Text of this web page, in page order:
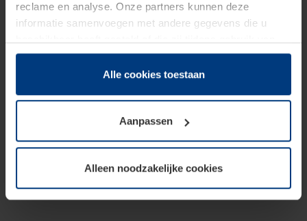
reclame en analyse. Onze partners kunnen deze
informatie samenvoegen met andere gegevens die u
hun diensten hebben verzameld.
Juridisch hebben wij het recht om cookies op uw
van deze pagina's absoluut vereist is. Voor alle andere
soorten cookies is uw toestemming benodigd. Uw
toestemming kunt u op elk moment bij de uitleg van de
wijzigen of herroepen.
Alle cookies toestaan
Aanpassen
Alleen noodzakelijke cookies